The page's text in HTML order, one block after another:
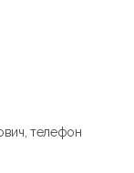
телефон